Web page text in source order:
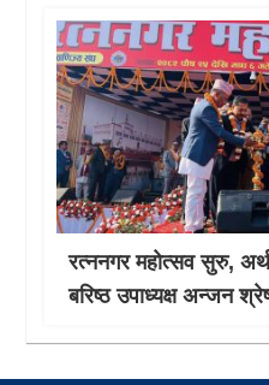
रत्ननगर महोत्सव सुरु,
बरिष्ठ उपाध्यक्ष अन्जन